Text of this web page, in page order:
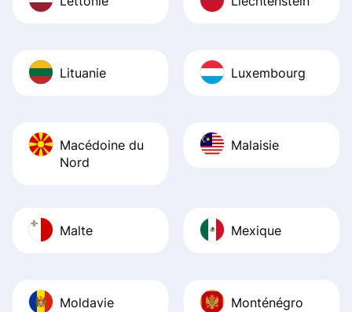
Lituanie Luxembourg
Macédoine du
Nord
Malaisie
Malte Mexique
Moldavie Monténégro